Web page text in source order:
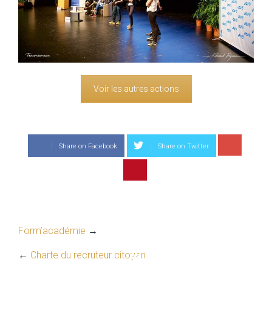
Voir les autres actions
Share on Facebook Share on Twitter
Form’académie →
← Charte du recruteur citoyen